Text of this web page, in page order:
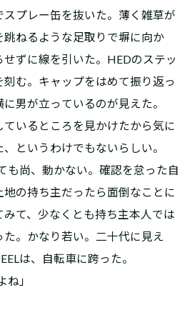
スプレー缶を抜いた。薄く雑草が
ねるような足取りで塀に向か
せずに線を引いた。HEDのステッ
刻む。キャップをはめて振り返っ
男が立っているのが見えた。
いるところを見かけたから気に
というわけでもないらしい。
も尚、動かない。確認を怠った自
の持ち主だったら面倒なことに
て、少なくとも持ち主本人では
。かなり若い。二十代に見え
は、自転車に跨った。
ね」